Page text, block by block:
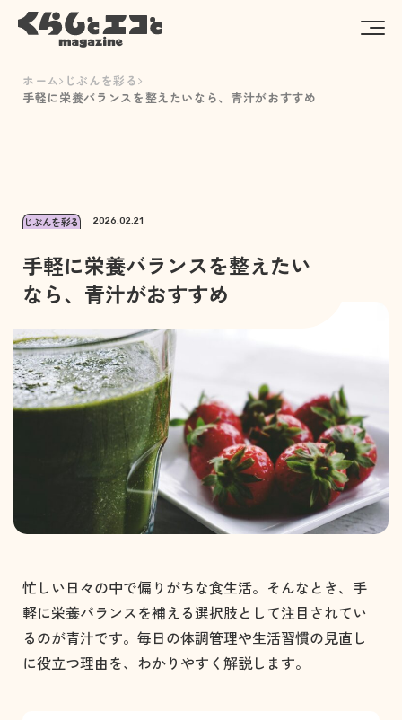
ホーム じぶんを彩る
手軽に栄養バランスを整えたいなら、青汁がおすすめ
じぶんを彩る 2026.02.21
手軽に栄養バランスを整えたい
なら、青汁がおすすめ
忙しい日々の中で偏りがちな食生活。そんなとき、手
軽に栄養バランスを補える選択肢として注目されてい
るのが青汁です。毎日の体調管理や生活習慣の見直し
に役立つ理由を、わかりやすく解説します。